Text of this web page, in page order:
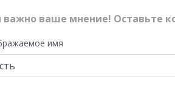
важно ваше мнение! Оставьте
имя